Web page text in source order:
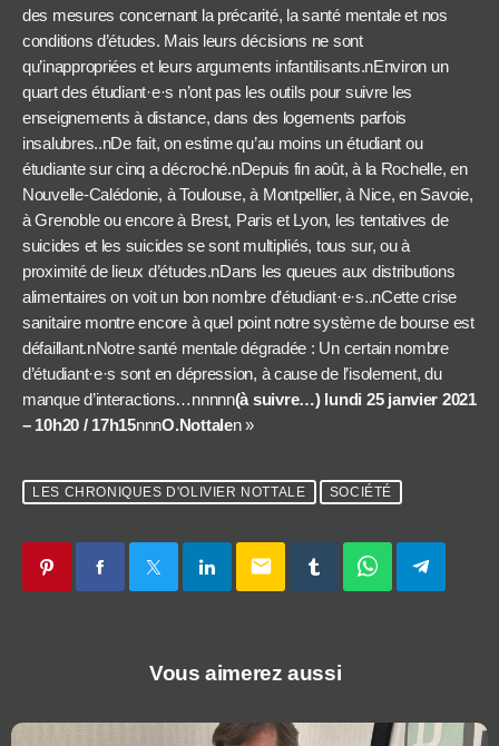
des mesures concernant la précarité, la santé mentale et nos
conditions d’études. Mais leurs décisions ne sont
qu’inappropriées et leurs arguments infantilisants.nEnviron un
quart des étudiant·e·s n’ont pas les outils pour suivre les
enseignements à distance, dans des logements parfois
insalubres..nDe fait, on estime qu’au moins un étudiant ou
étudiante sur cinq a décroché.nDepuis fin août, à la Rochelle, en
Nouvelle-Calédonie, à Toulouse, à Montpellier, à Nice, en Savoie,
à Grenoble ou encore à Brest, Paris et Lyon, les tentatives de
suicides et les suicides se sont multipliés, tous sur, ou à
proximité de lieux d’études.nDans les queues aux distributions
alimentaires on voit un bon nombre d’étudiant·e·s..nCette crise
sanitaire montre encore à quel point notre système de bourse est
défaillant.nNotre santé mentale dégradée : Un certain nombre
d’étudiant·e·s sont en dépression, à cause de l’isolement, du
manque d’interactions…nnnnn(à suivre…) lundi 25 janvier 2021
– 10h20 / 17h15nnnO.Nottalen »
LES CHRONIQUES D'OLIVIER NOTTALE SOCIÉTÉ
email
Vous aimerez aussi